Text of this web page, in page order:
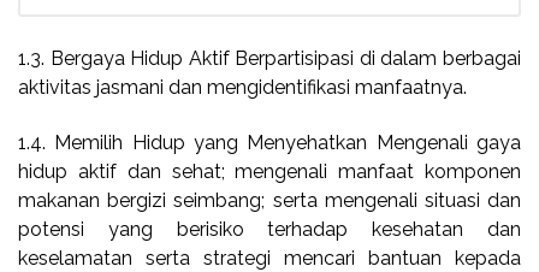
1.3. Bergaya Hidup Aktif Berpartisipasi di dalam berbagai
aktivitas jasmani dan mengidentifikasi manfaatnya.
1.4. Memilih Hidup yang Menyehatkan Mengenali gaya
hidup aktif dan sehat; mengenali manfaat komponen
makanan bergizi seimbang; serta mengenali situasi dan
potensi yang berisiko terhadap kesehatan dan
keselamatan serta strategi mencari bantuan kepada